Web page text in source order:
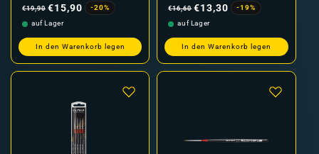
Preis
€19,90 €15,90
-20%
auf Lager
In den Warenkorb legen
Preis
€16,60 €13,30
-19%
auf Lager
In den Warenkorb legen